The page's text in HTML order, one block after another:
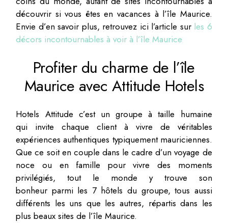
découvrir si vous êtes en vacances à l’île Maurice.
Envie d’en savoir plus, retrouvez ici l’article sur les 6
décors incontournables à voir à l’île Maurice
Profiter du charme de l’île
Maurice avec Attitude Hotels
Hotels Attitude c’est un groupe à taille humaine
qui invite chaque client à vivre de véritables
expériences authentiques typiquement mauriciennes.
Que ce soit en couple dans le cadre d’un voyage de
noce ou en famille pour vivre des moments
privilégiés, tout le monde y trouve son
bonheur parmi les 7 hôtels du groupe, tous aussi
différents les uns que les autres, répartis dans les
plus beaux sites de l’île Maurice.